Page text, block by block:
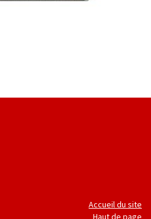
Accueil du site
Haut de page